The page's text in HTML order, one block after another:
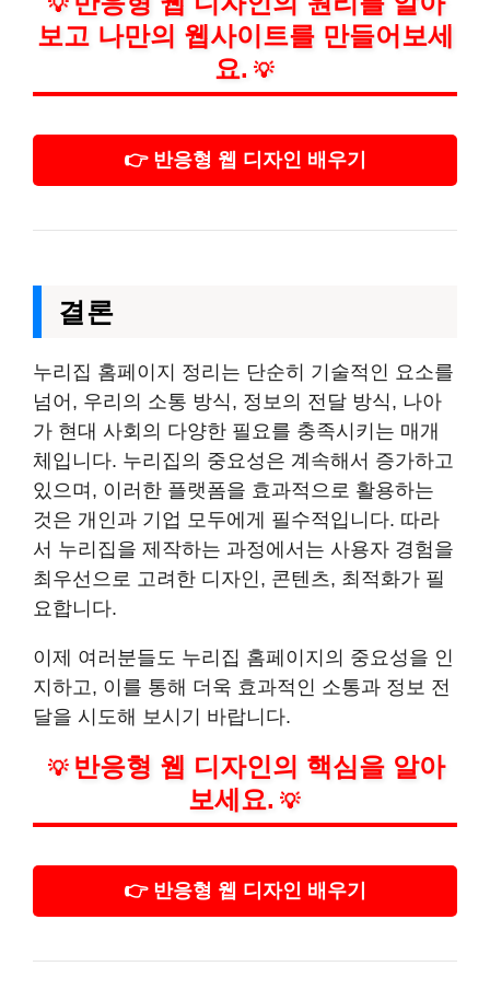
💡
보고 나만의 웹사이트를 만들어보세
요. 💡
👉 반응형 웹 디자인 배우기
결론
누리집 홈페이지 정리는 단순히 기술적인 요소를
넘어, 우리의 소통 방식, 정보의 전달 방식, 나아
가 현대 사회의 다양한 필요를 충족시키는 매개
체입니다. 누리집의 중요성은 계속해서 증가하고
있으며, 이러한 플랫폼을 효과적으로 활용하는
것은 개인과 기업 모두에게 필수적입니다. 따라
서 누리집을 제작하는 과정에서는 사용자 경험을
최우선으로 고려한 디자인, 콘텐츠, 최적화가 필
요합니다.
이제 여러분들도 누리집 홈페이지의 중요성을 인
지하고, 이를 통해 더욱 효과적인 소통과 정보 전
달을 시도해 보시기 바랍니다.
💡 반응형 웹 디자인의 핵심을 알아
보세요. 💡
👉 반응형 웹 디자인 배우기